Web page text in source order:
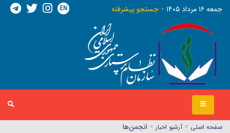
جمعه ١٦ مرداد ١٤٠٥ جستجو پیشرفته EN
صفحه اصلي > آرشیو اخبار > انجمن‌ها